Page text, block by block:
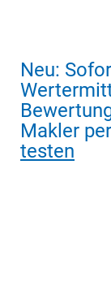
Neu:
Makler
testen